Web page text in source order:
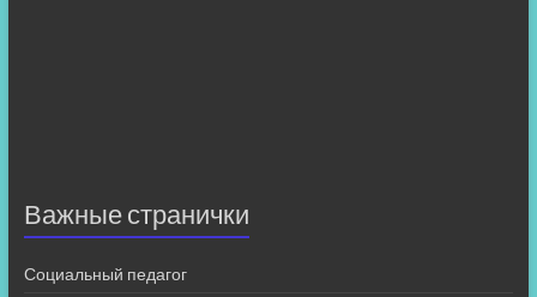
Важные странички
Социальный педагог